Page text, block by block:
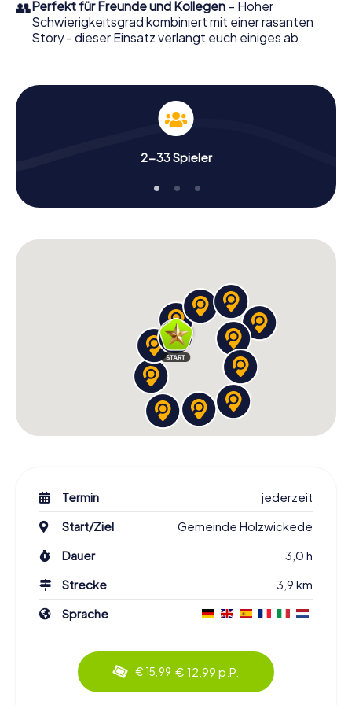
👥Perfekt für Freunde und Kollegen – Hoher
Schwierigkeitsgrad kombiniert mit einer rasanten
Story - dieser Einsatz verlangt euch einiges ab.
2-33 Spieler
Termin
jederzeit
Start/Ziel
Gemeinde Holzwickede
Dauer
3,0 h
Strecke
3,9 km
Sprache
€ 15,99 € 12,99 p.P.